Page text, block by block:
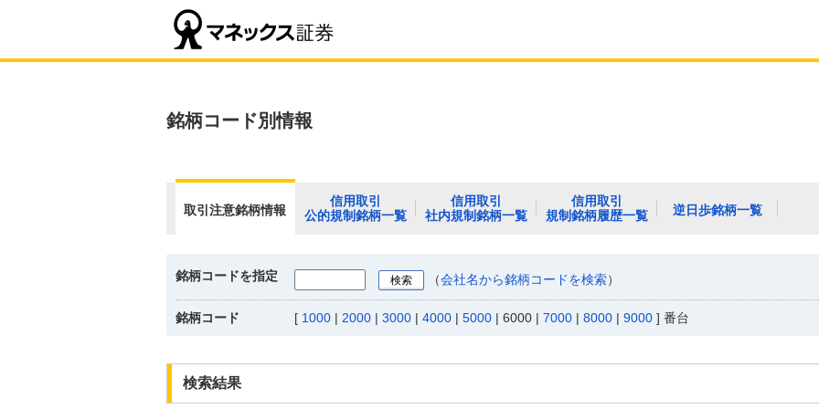
銘柄コード別情報
取引注意銘柄情報
信用取引
公的規制銘柄一覧
信用取引
社内規制銘柄一覧
信用取引
規制銘柄履歴一覧
逆日歩銘柄一覧
銘柄コードを指定 （会社名から銘柄コードを検索）
銘柄コード [ 1000 | 2000 | 3000 | 4000 | 5000 | 6000 | 7000 | 8000 | 9000 ] 番台
検索結果